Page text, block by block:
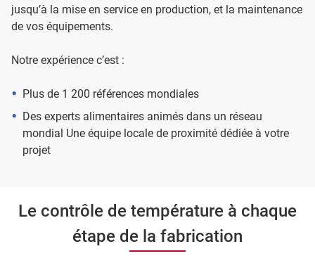
jusqu’à la mise en service en production, et la maintenance
de vos équipements.
Notre expérience c’est :
Plus de 1 200 références mondiales
Des experts alimentaires animés dans un réseau
mondial Une équipe locale de proximité dédiée à votre
projet
Le contrôle de température à chaque
étape de la fabrication